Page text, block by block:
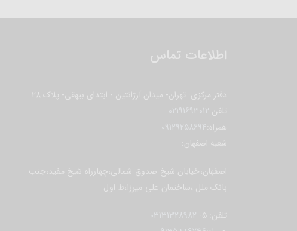
اطلاعات تماس
دفتر مرکزی: تهران- میدان آرژانتین - ابتدای بیهقی- پلاک 28
تلفن: 02191693012
همراه: 09129258694
شعبه اصفهان:
اصفهان،خیابان شیخ صدوق شمالی،چهارراه شیخ مفید،جنب
بانک ملل ،ساختمان علی میرزا،ط اول
تلفن: 5-
03131328982